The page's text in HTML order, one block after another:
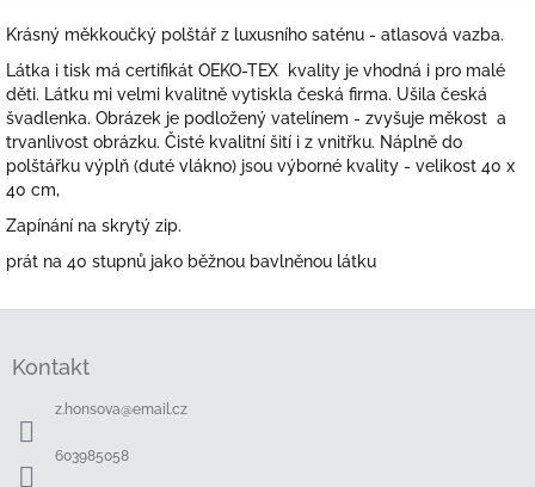
Krásný měkkoučký polštář z luxusního saténu - atlasová vazba.
Látka i tisk má certifikát OEKO-TEX kvality je vhodná i pro malé
děti. Látku mi velmi kvalitně vytiskla česká firma. Ušila česká
švadlenka. Obrázek je podložený vatelínem - zvyšuje měkost a
trvanlivost obrázku. Čisté kvalitní šití i z vnitřku. Náplně do
polštářku výplň (duté vlákno) jsou výborné kvality - velikost 40 x
40 cm,
Zapínání na skrytý zip.
prát na 40 stupnů jako běžnou bavlněnou látku
Kontakt
z.honsova@email.cz
603985058